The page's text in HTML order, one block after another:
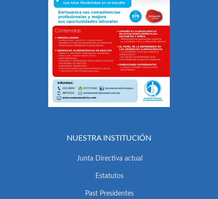
NUESTRA INSTITUCIÓN
Junta Directiva actual
Estatutos
Past Presidentes